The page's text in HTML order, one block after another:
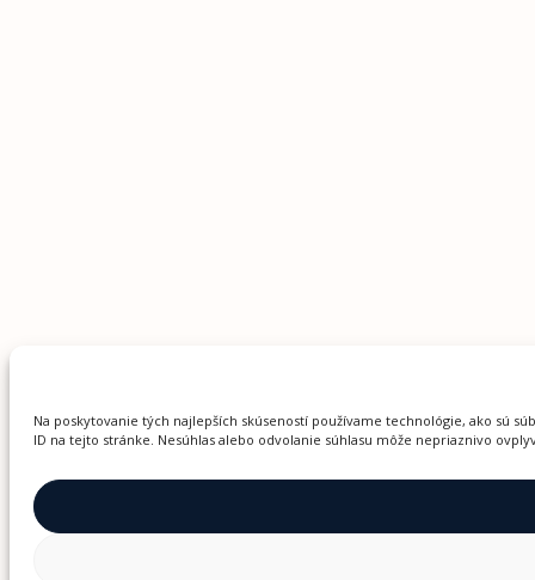
Na poskytovanie tých najlepších skúseností používame technológie, ako sú
ID na tejto stránke. Nesúhlas alebo odvolanie súhlasu môže nepriaznivo